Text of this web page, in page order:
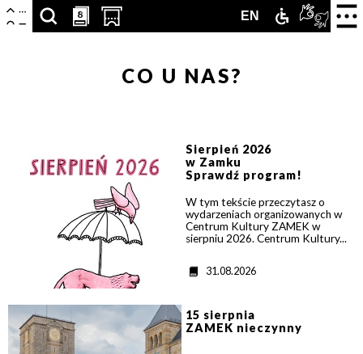
Nawigacja
SZUKAJ
PODSTRON,
PARTNERÓW
PRZESCROLLUJ
SEKCJI
8 OTWÓRZ
W
NOWEJ
KARCIE
8 ENGLISH
EN ZAMEK
Centrum
Kultury
CO U NAS?
Sierpień 2026
w Zamku
Sprawdź program!
W tym tekście przeczytasz o
wydarzeniach organizowanych w
Centrum Kultury ZAMEK w
sierpniu 2026. Centrum Kultury...
D
a
31.08.2026
15 sierpnia
ZAMEK nieczynny
>